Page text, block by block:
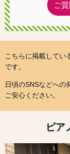
ご
こちらに掲載してい
です。
日頃のSNSなどへの
ご安心ください。
ピア